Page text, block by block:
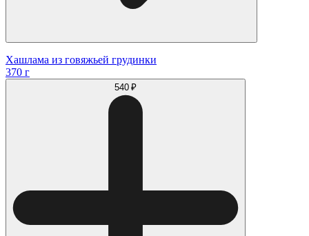
Хашлама из говяжьей грудинки
370 г
540 ₽